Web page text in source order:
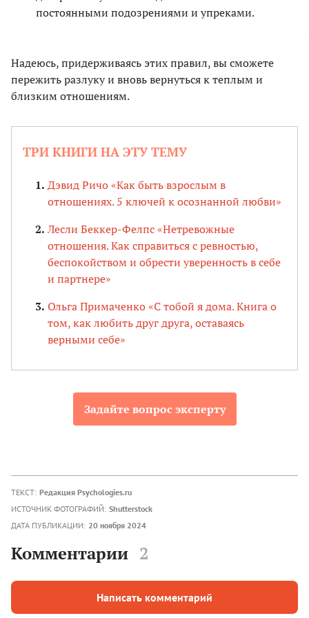
постоянными подозрениями и упреками.
Надеюсь, придерживаясь этих правил, вы сможете
пережить разлуку и вновь вернуться к теплым и
близким отношениям.
ТРИ КНИГИ НА ЭТУ ТЕМУ
Дэвид Ричо «Как быть взрослым в
отношениях. 5 ключей к осознанной любви»
Лесли Беккер-Фелпс «Нетревожные
отношения. Как справиться с ревностью,
беспокойством и обрести уверенность в себе
и партнере»
Ольга Примаченко «С тобой я дома. Книга о
том, как любить друг друга, оставаясь
верными себе»
Задайте вопрос эксперту
ТЕКСТ: Редакция Psychologies.ru
ИСТОЧНИК ФОТОГРАФИЙ: Shutterstock
ДАТА ПУБЛИКАЦИИ: 20 ноября 2024
Комментарии 2
Написать комментарий